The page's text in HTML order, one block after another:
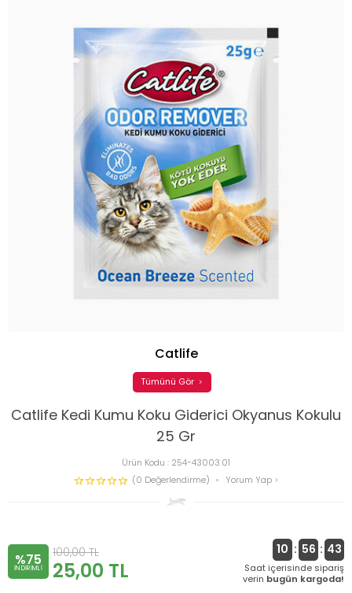
Catlife Kedi Kumu Koku Giderici Okyanus Kokulu
25 Gr
Ürün Kodu : 254-43003.01
(0 Değerlendirme)
Yorum Yap
Catlife
Tümünü Gör
%75
INDIRIMLI
100,00TL
25,00 TL
10 : 56 : 43
Saat içerisinde sipariş
verin bugün kargoda!